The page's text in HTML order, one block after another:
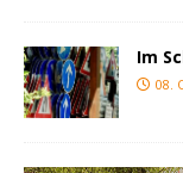
Im
08.